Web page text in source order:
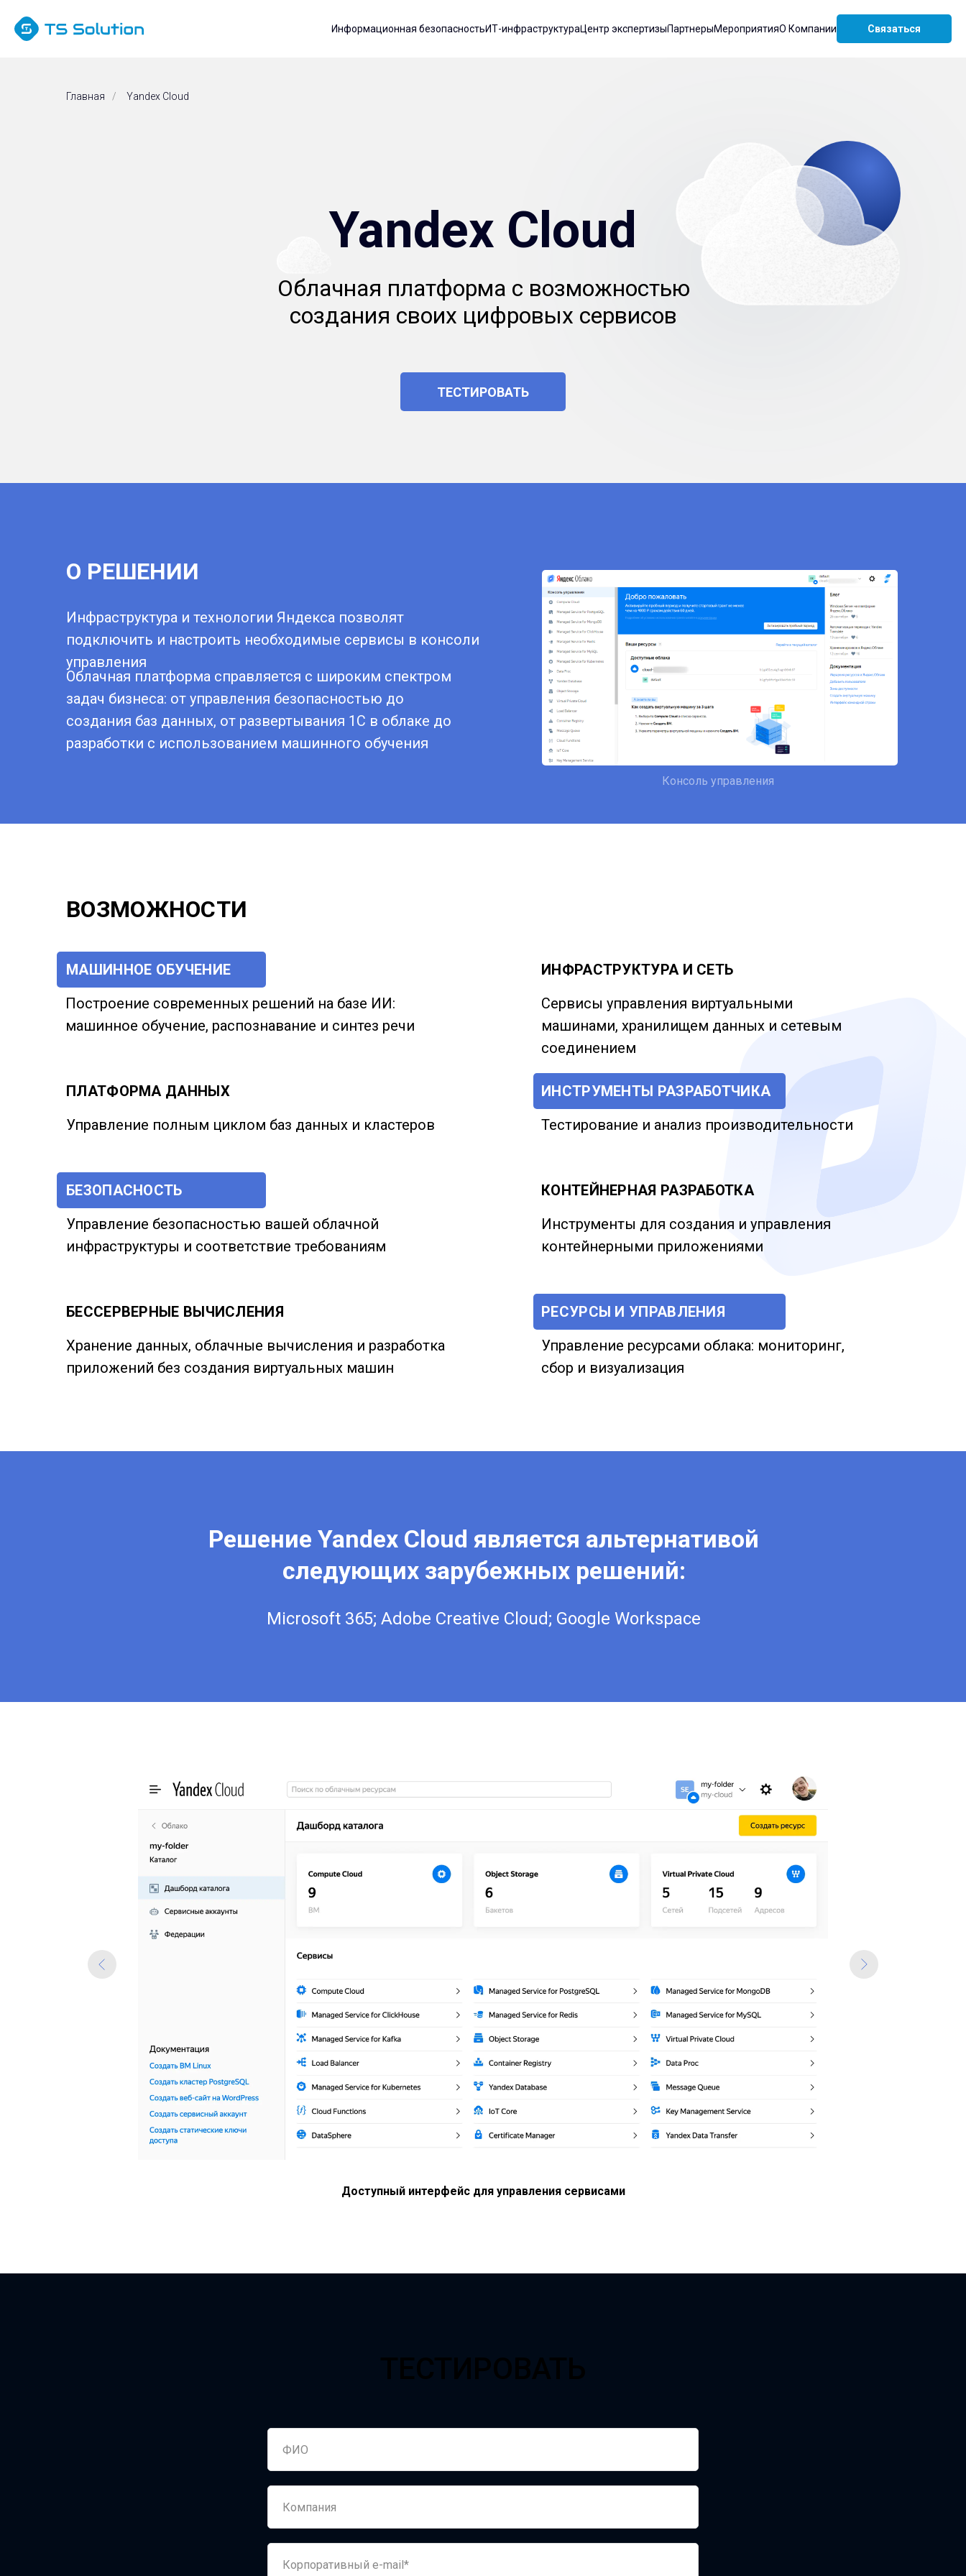
Информационная безопасностьИТ-инфраструктураЦентр экспертизыПартнерыМероприятияО Компании Связаться
Главная / Yandex Cloud
ТЕСТИРОВАТЬ
Облачная платформа с возможностью
создания своих цифровых сервисов
Yandex Cloud
Инфраструктура и технологии Яндекса позволят
подключить и настроить необходимые сервисы в консоли
управления
Облачная платформа справляется с широким спектром
задач бизнеса: от управления безопасностью до
создания баз данных, от развертывания 1С в облаке до
разработки с использованием машинного обучения
О РЕШЕНИИ
Консоль управления
БЕЗОПАСНОСТЬ КОНТЕЙНЕРНАЯ РАЗРАБОТКА
РЕСУРСЫ И УПРАВЛЕНИЯ
БЕССЕРВЕРНЫЕ ВЫЧИСЛЕНИЯ
Управление безопасностью вашей облачной
инфраструктуры и соответствие требованиям
Хранение данных, облачные вычисления и разработка
приложений без создания виртуальных машин
Инструменты для создания и управления
контейнерными приложениями
Управление ресурсами облака: мониторинг,
сбор и визуализация
МАШИННОЕ ОБУЧЕНИЕ
ПЛАТФОРМА ДАННЫХ
ИНФРАСТРУКТУРА И СЕТЬ
ИНСТРУМЕНТЫ РАЗРАБОТЧИКА
Построение современных решений на базе ИИ:
машинное обучение, распознавание и синтез речи
Сервисы управления виртуальными
машинами, хранилищем данных и сетевым
соединением
Управление полным циклом баз данных и кластеров Тестирование и анализ производительности
ВОЗМОЖНОСТИ
Microsoft 365; Adobe Creative Cloud; Google Workspace
Решение Yandex Cloud является альтернативой
следующих зарубежных решений:
Доступный интерфейс для управления сервисами